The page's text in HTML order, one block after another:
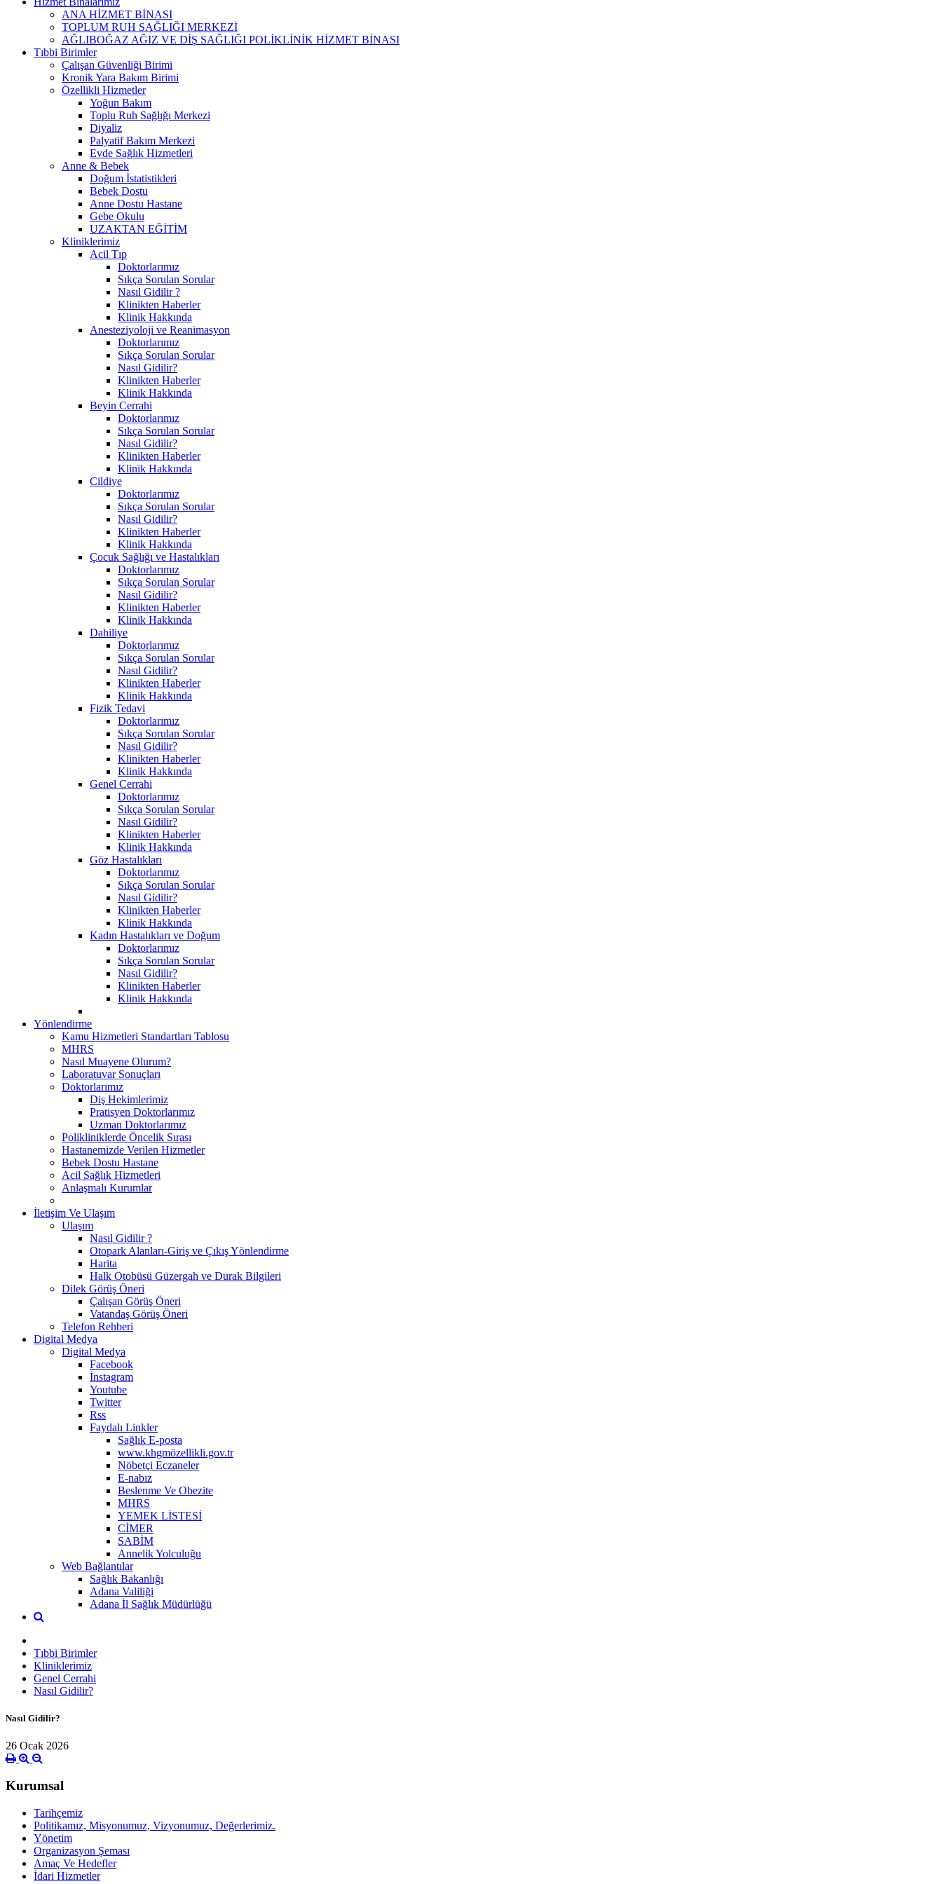
ANA HİZMET BİNASI
TOPLUM RUH SAĞLIĞI MERKEZİ
AĞLIBOĞAZ AĞIZ VE DİŞ SAĞLIĞI POLİKLİNİK HİZMET BİNASI
Tıbbi Birimler
Çalışan Güvenliği Birimi
Kronik Yara Bakım Birimi
Özellikli Hizmetler
Yoğun Bakım
Toplu Ruh Sağlığı Merkezi
Diyaliz
Palyatif Bakım Merkezi
Evde Sağlık Hizmetleri
Anne & Bebek
Doğum İstatistikleri
Bebek Dostu
Anne Dostu Hastane
Gebe Okulu
UZAKTAN EĞİTİM
Kliniklerimiz
Acil Tıp
Doktorlarımız
Sıkça Sorulan Sorular
Nasıl Gidilir ?
Klinikten Haberler
Klinik Hakkında
Anesteziyoloji ve Reanimasyon
Doktorlarımız
Sıkça Sorulan Sorular
Nasıl Gidilir?
Klinikten Haberler
Klinik Hakkında
Beyin Cerrahi
Doktorlarımız
Sıkça Sorulan Sorular
Nasıl Gidilir?
Klinikten Haberler
Klinik Hakkında
Cildiye
Doktorlarımız
Sıkça Sorulan Sorular
Nasıl Gidilir?
Klinikten Haberler
Klinik Hakkında
Çocuk Sağlığı ve Hastalıkları
Doktorlarımız
Sıkça Sorulan Sorular
Nasıl Gidilir?
Klinikten Haberler
Klinik Hakkında
Dahiliye
Doktorlarımız
Sıkça Sorulan Sorular
Nasıl Gidilir?
Klinikten Haberler
Klinik Hakkında
Fizik Tedavi
Doktorlarımız
Sıkça Sorulan Sorular
Nasıl Gidilir?
Klinikten Haberler
Klinik Hakkında
Genel Cerrahi
Doktorlarımız
Sıkça Sorulan Sorular
Nasıl Gidilir?
Klinikten Haberler
Klinik Hakkında
Göz Hastalıkları
Doktorlarımız
Sıkça Sorulan Sorular
Nasıl Gidilir?
Klinikten Haberler
Klinik Hakkında
Kadın Hastalıkları ve Doğum
Doktorlarımız
Sıkça Sorulan Sorular
Nasıl Gidilir?
Klinikten Haberler
Klinik Hakkında
Yönlendirme
Kamu Hizmetleri Standartları Tablosu
MHRS
Nasıl Muayene Olurum?
Laboratuvar Sonuçları
Doktorlarımız
Diş Hekimlerimiz
Pratisyen Doktorlarımız
Uzman Doktorlarımız
Polikliniklerde Öncelik Sırası
Hastanemizde Verilen Hizmetler
Bebek Dostu Hastane
Acil Sağlık Hizmetleri
Anlaşmalı Kurumlar
İletişim Ve Ulaşım
Ulaşım
Nasıl Gidilir ?
Otopark Alanları-Giriş ve Çıkış Yönlendirme
Harita
Halk Otobüsü Güzergah ve Durak Bilgileri
Dilek Görüş Öneri
Çalışan Görüş Öneri
Vatandaş Görüş Öneri
Telefon Rehberi
Digital Medya
Digital Medya
Facebook
İnstagram
Youtube
Twitter
Rss
Faydalı Linkler
Sağlık E-posta
www.khgmözellikli.gov.tr
Nöbetçi Eczaneler
E-nabız
Beslenme Ve Obezite
MHRS
YEMEK LİSTESİ
CİMER
SABİM
Annelik Yolculuğu
Web Bağlantılar
Sağlık Bakanlığı
Adana Valiliği
Adana İl Sağlık Müdürlüğü
Tıbbi Birimler
Kliniklerimiz
Genel Cerrahi
Nasıl Gidilir?
Nasıl Gidilir?
26 Ocak 2026
Kurumsal
Tarihçemiz
Politikamız, Misyonumuz, Vizyonumuz, Değerlerimiz.
Yönetim
Organizasyon Şeması
Amaç Ve Hedefler
İdari Hizmetler